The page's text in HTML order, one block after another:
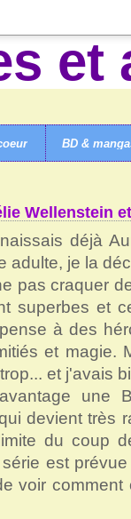
BD &
> CATEGORIES >
Wellenstein
déjà
adulte, je la
pas craquer
superbes et
à des
et magie.
et j'avais
une
devient très
du coup
est
voir comment